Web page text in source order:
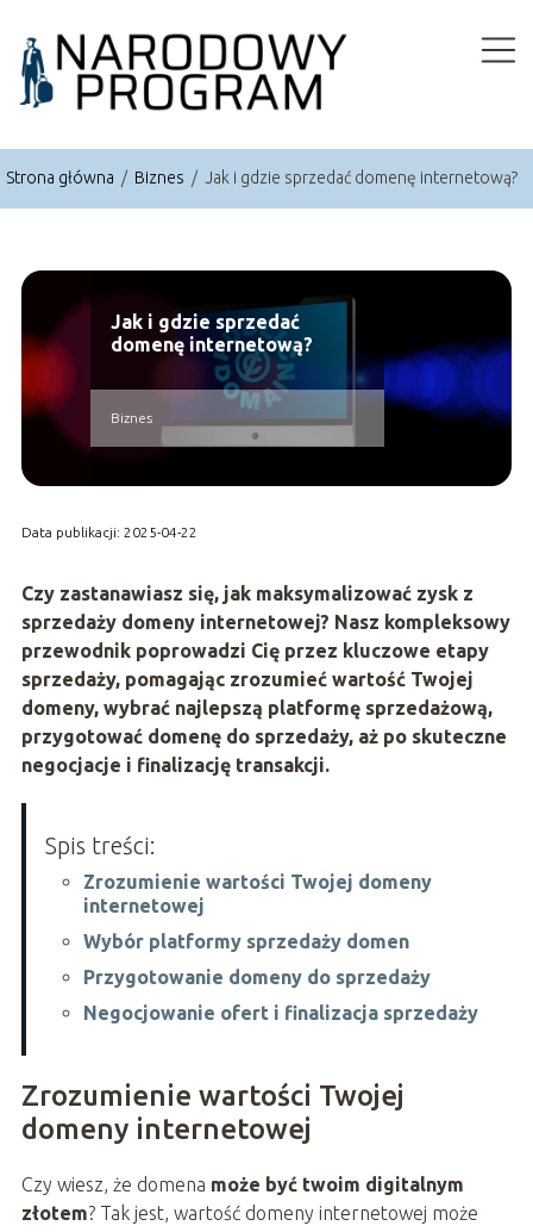
Strona główna / Biznes / Jak i gdzie sprzedać domenę internetową?
Jak i gdzie sprzedać
domenę internetową?
Biznes
Data publikacji: 2025-04-22
Czy zastanawiasz się, jak maksymalizować zysk z
sprzedaży domeny internetowej? Nasz kompleksowy
przewodnik poprowadzi Cię przez kluczowe etapy
sprzedaży, pomagając zrozumieć wartość Twojej
domeny, wybrać najlepszą platformę sprzedażową,
przygotować domenę do sprzedaży, aż po skuteczne
negocjacje i finalizację transakcji.
Spis treści:
Zrozumienie wartości Twojej domeny
internetowej
Wybór platformy sprzedaży domen
Przygotowanie domeny do sprzedaży
Negocjowanie ofert i finalizacja sprzedaży
Zrozumienie wartości Twojej
domeny internetowej
Czy wiesz, że domena może być twoim digitalnym
złotem? Tak jest, wartość domeny internetowej może